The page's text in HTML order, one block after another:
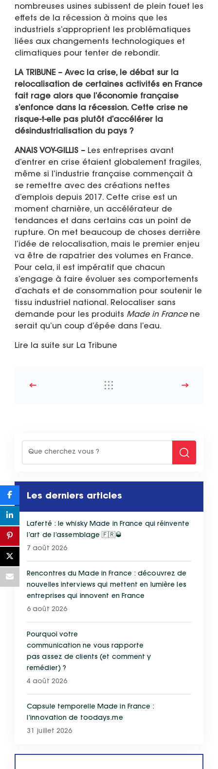
nombreuses usines subissent de plein fouet les
effets de la récession à moins que les
industriels s’approprient les problématiques
liées aux changements technologiques et
climatiques pour tenter de rebondir.
LA TRIBUNE – Avec la crise, le débat sur la
relocalisation de certaines activités en France
fait rage alors que l’économie française
s’enfonce dans la récession. Cette crise ne
risque-t-elle pas plutôt d’accélérer la
désindustrialisation du pays ?
ANAIS VOY-GILLIS – Les entreprises avant
d’entrer en crise étaient globalement fragiles,
même si l’industrie française commençait à
se remettre avec des créations nettes
d’emplois depuis 2017. Cette crise est un
moment charnière, un accélérateur de
tendances et dans certains cas un point de
rupture. On met beaucoup de choses derrière
l’idée de relocalisation, mais le premier enjeu
va être de rapatrier des volumes en France.
Pour cela, il est impératif que chacun
s’engage à faire évoluer ses comportements
d’achats et de consommation pour soutenir le
tissu industriel national. Relocaliser sans
demande pour les produits Made in Francene
serait qu’un coup d’épée dans l’eau.
Lire la suite sur La Tribune
Les derniers articles
Laferté : le whisky Made in France qui réinvente
l’art de l’assemblage 🇫🇷🥃
7 août 2026
Rencontres du Made in France : découvrez de
nouvelles interviews qui mettent en lumière les
entreprises qui innovent en France
6 août 2026
Pourquoi votre
communication ne vous rapporte
pas assez de clients (et comment y
remédier) ?
4 août 2026
Capsule temporelle Made in France :
l’innovation de toodays.me
31 juillet 2026